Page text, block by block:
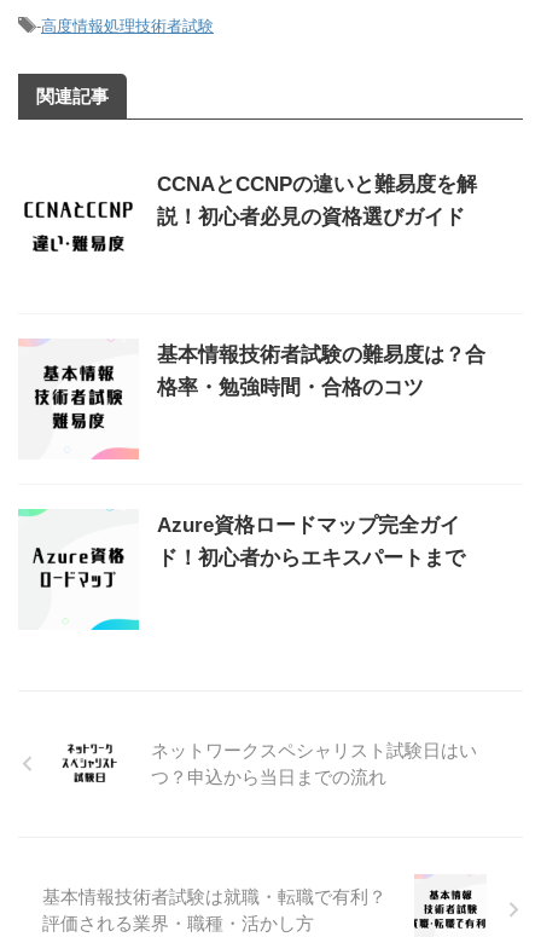
-高度情報処理技術者試験
関連記事
CCNAとCCNPの違いと難易度を解
説！初心者必見の資格選びガイド
基本情報技術者試験の難易度は？合
格率・勉強時間・合格のコツ
Azure資格ロードマップ完全ガイ
ド！初心者からエキスパートまで
ネットワークスペシャリスト試験日はい
つ？申込から当日までの流れ
基本情報技術者試験は就職・転職で有利？
評価される業界・職種・活かし方